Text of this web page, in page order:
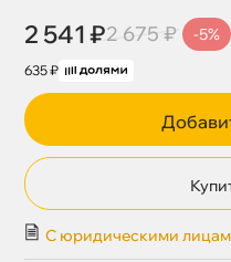
2 541 ₽2 675 ₽ -5%
635 ₽
С юридическими